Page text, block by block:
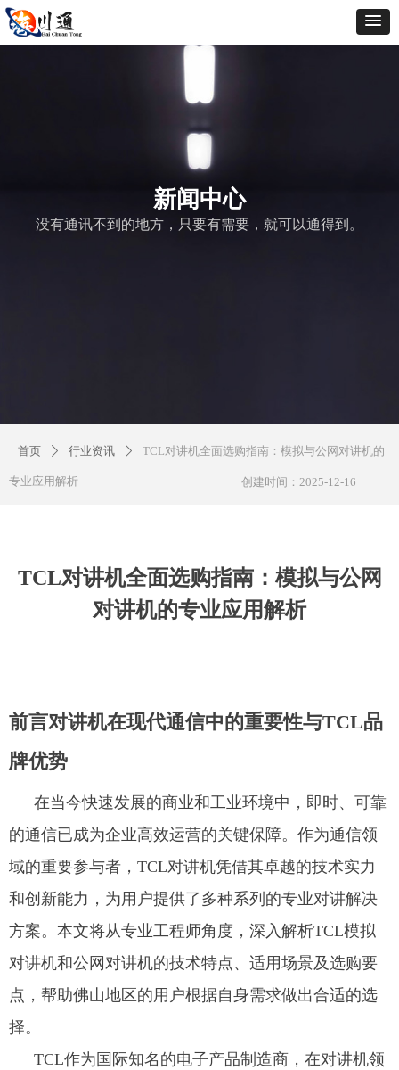
TCL对讲机全面选购指南：模拟与公网
对讲机的专业应用解析
前言对讲机在现代通信中的重要性与TCL品
牌优势
在当今快速发展的商业和工业环境中，即时、可靠
的通信已成为企业高效运营的关键保障。作为通信领
域的重要参与者，TCL对讲机凭借其卓越的技术实力
和创新能力，为用户提供了多种系列的专业对讲解决
方案。本文将从专业工程师角度，深入解析TCL模拟
对讲机和公网对讲机的技术特点、适用场景及选购要
点，帮助佛山地区的用户根据自身需求做出合适的选
择。
TCL作为国际知名的电子产品制造商，在对讲机领
首页 ꄲ 行业资讯 ꄲ TCL对讲机全面选购指南：模拟与公网对讲机的
专业应用解析 创建时间： 2025-12-16
新闻中心
没有通讯不到的地方，只要有需要，就可以通得到。